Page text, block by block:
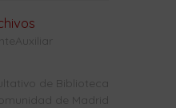
de Biblioteca
de Madrid